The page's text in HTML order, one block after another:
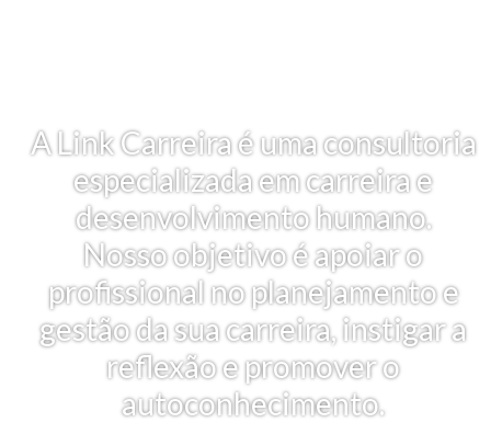
A Link Carreira é uma consultoria
especializada em carreira e
desenvolvimento humano.
Nosso objetivo é apoiar o
profissional no planejamento e
gestão da sua carreira, instigar a
reflexão e promover o
autoconhecimento.